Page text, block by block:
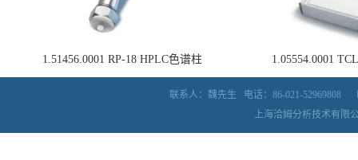
1.51456.0001 RP-18 HPLC色谱柱 1.05554.0001
联系人：魏先生 电话：86-021-52969808
上海洽姆分析技术有限